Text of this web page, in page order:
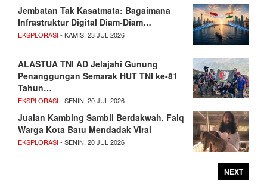
Jembatan Tak Kasatmata: Bagaimana
Infrastruktur Digital Diam-Diam…
EKSPLORASI- KAMIS, 23 JUL 2026
ALASTUA TNI AD Jelajahi Gunung
Penanggungan Semarak HUT TNI ke-81
Tahun…
EKSPLORASI- SENIN, 20 JUL 2026
Jualan Kambing Sambil Berdakwah, Faiq
Warga Kota Batu Mendadak Viral
EKSPLORASI- SENIN, 20 JUL 2026
NEXT